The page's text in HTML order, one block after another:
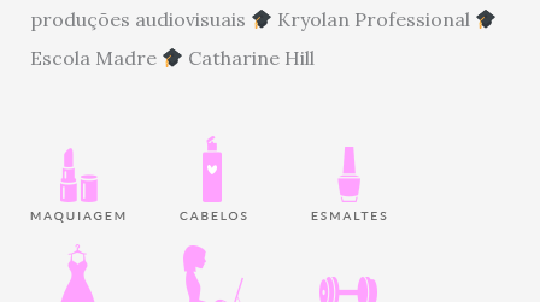
produções audiovisuais
Kryolan Professional
Escola Madre
Catharine Hill